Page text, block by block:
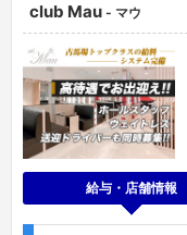
club Mau - マウ
給与・店舗情報